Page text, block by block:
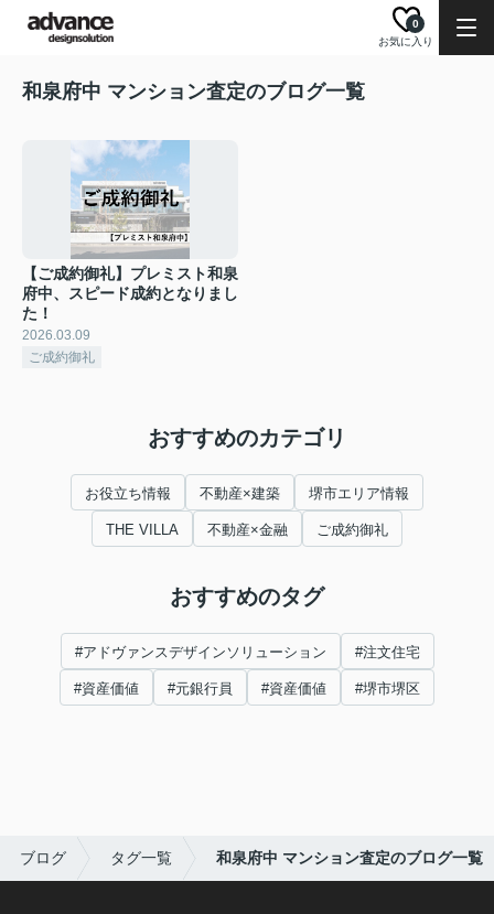
お気に入り
0
和泉府中 マンション査定のブログ一覧
【ご成約御礼】プレミスト和泉
府中、スピード成約となりまし
た！
2026.03.09
ご成約御礼
おすすめのカテゴリ
お役立ち情報 不動産×建築 堺市エリア情報
THE VILLA 不動産×金融 ご成約御礼
おすすめのタグ
#アドヴァンスデザインソリューション #注文住宅
#資産価値 #元銀行員 #資産価値 #堺市堺区
ブログ タグ一覧 和泉府中 マンション査定のブログ一覧